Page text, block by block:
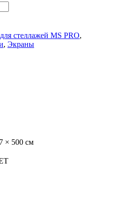
стеллажей MS PRO,
, Экраны
× 500 см